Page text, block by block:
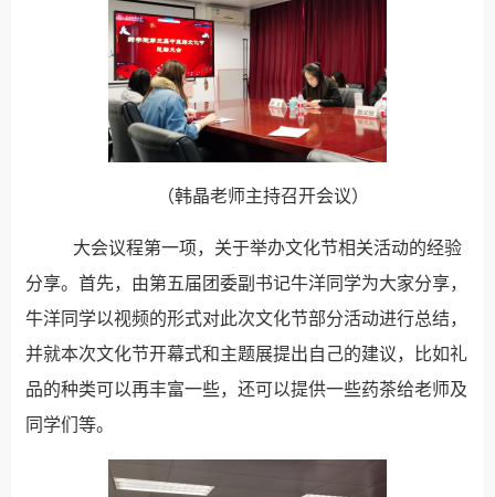
（韩晶老师主持召开会议）
大会议程第一项，关于举办文化节相关活动的经验
分享。首先，由第五届团委副书记牛洋同学为大家分享，
牛洋同学以视频的形式对此次文化节部分活动进行总结，
并就本次文化节开幕式和主题展提出自己的建议，比如礼
品的种类可以再丰富一些，还可以提供一些药茶给老师及
同学们等。